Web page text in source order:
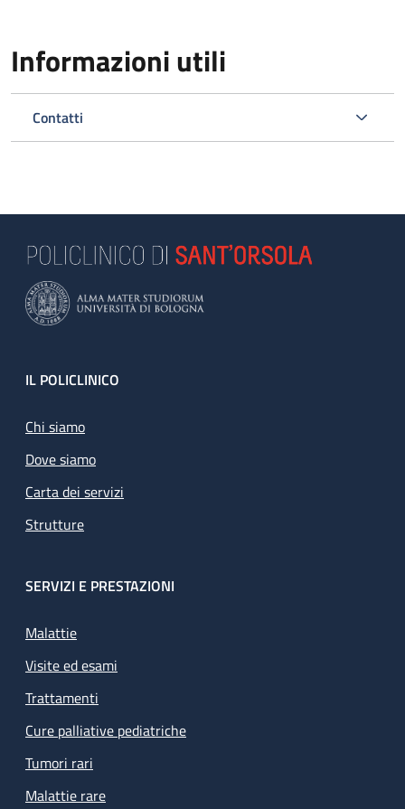
Informazioni utili
Contatti
Footer
IL POLICLINICO
Chi siamo
Dove siamo
Carta dei servizi
Strutture
SERVIZI E PRESTAZIONI
Malattie
Visite ed esami
Trattamenti
Cure palliative pediatriche
Tumori rari
Malattie rare